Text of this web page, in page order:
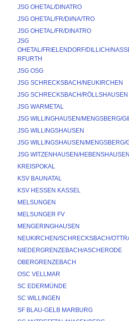
JSG OHETAL/DINATRO
JSG OHETAL/FR/DI/NA/TRO
JSG OHETAL/FR/DINATRO
JSG
OHETAL/FRIELENDORF/DILLICH/
RFURTH
JSG OSG
JSG SCHRECKSBACH/NEUKIRCHEN
JSG SCHRECKSBACH/RÖLLSHAUSEN
JSG WARMETAL
JSG WILLINGHAUSEN/MENGSBERG/
JSG WILLINGSHAUSEN
JSG WILLINGSHAUSEN/MENGSBERG/
JSG WITZENHAUSEN/HEBENSHAUSEN
KREISPOKAL
KSV BAUNATAL
KSV HESSEN KASSEL
MELSUNGEN
MELSUNGER FV
MENGERINGHAUSEN
NEUKIRCHEN/SCHRECKSBACH/
NIEDERGRENZEBACH/ASCHERODE
OBERGRENZEBACH
OSC VELLMAR
SC EDERMÜNDE
SC WILLINGEN
SF BLAU-GELB MARBURG